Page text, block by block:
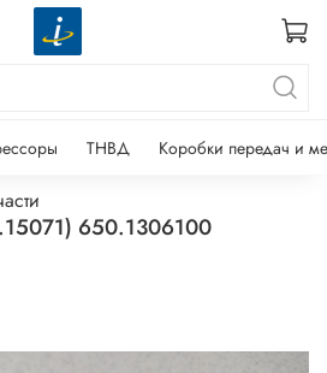
ТНВД Коробки передач и
650.1306100